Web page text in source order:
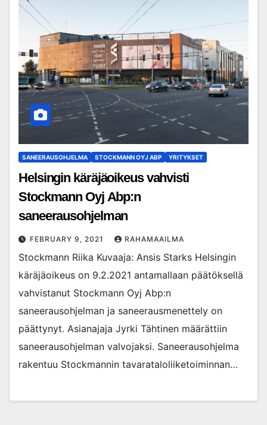
SANEERAUSOHJELMA STOCKMANN OYJ ABP YRITYKSET
Helsingin käräjäoikeus vahvisti
Stockmann Oyj Abp:n
saneerausohjelman
FEBRUARY 9, 2021 RAHAMAAILMA
Stockmann Riika Kuvaaja: Ansis Starks Helsingin
käräjäoikeus on 9.2.2021 antamallaan päätöksellä
vahvistanut Stockmann Oyj Abp:n
saneerausohjelman ja saneerausmenettely on
päättynyt. Asianajaja Jyrki Tähtinen määrättiin
saneerausohjelman valvojaksi. Saneerausohjelma
rakentuu Stockmannin tavarataloliiketoiminnan…